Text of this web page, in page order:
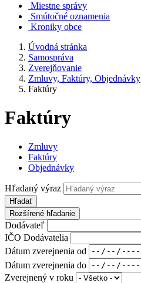
Miestne správy
Smútočné oznamenia
Kroniky obce
Úvodná stránka
Samospráva
Zverejňovanie
Zmluvy, Faktúry, Objednávky
Faktúry
Faktúry
Zmluvy
Faktúry
Objednávky
Hľadaný výraz
Hľadať
Rozšírené hľadanie
Dodávateľ
IČO Dodávatelia
Dátum zverejnenia od
Dátum zverejnenia do
Zverejnený v roku